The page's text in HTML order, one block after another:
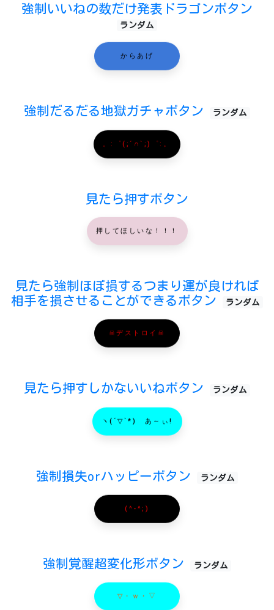
強制いいねの数だけ発表ドラゴンボタン
ランダム
からあげ
強制だるだる地獄ガチャボタン ランダム
。:゜(;´∩`;)゜:。
見たら押すボタン
押してほしいな！！！
見たら強制ほぼ損するつまり運が良ければ
相手を損させることができるボタン
ランダム
☠デストロイ☠
見たら押すしかないいねボタン ランダム
ヽ(´▽`*)ゝあ～ぃ!
強制損失orハッピーボタン ランダム
(^-^;)
強制覚醒超変化形ボタン ランダム
▽・ｗ・▽